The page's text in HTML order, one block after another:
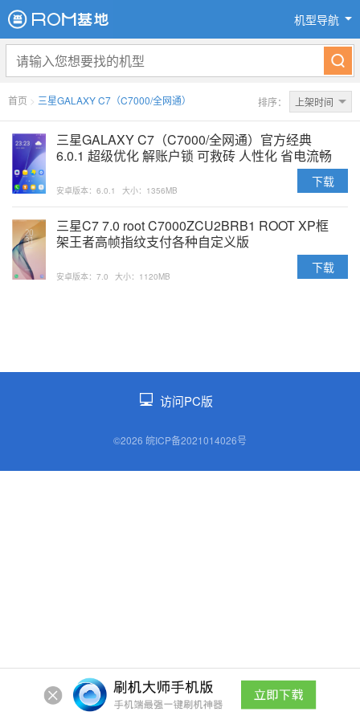
机型导航
首页 > 三星GALAXY C7（C7000/全网通） 排序： 上架时间
三星GALAXY C7（C7000/全网通）官方经典
6.0.1 超级优化 解账户锁 可救砖 人性化 省电流畅
安卓版本：6.0.1 大小：1356MB
下载
三星C7 7.0 root C7000ZCU2BRB1 ROOT XP框
架王者高帧指纹支付各种自定义版
安卓版本：7.0 大小：1120MB
下载
访问PC版
©2026 皖ICP备2021014026号